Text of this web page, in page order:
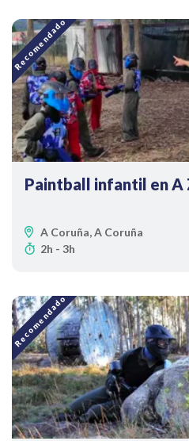
Recomendado
Paintball infantil en A
A Coruña, A Coruña
2h - 3h
Recomendado